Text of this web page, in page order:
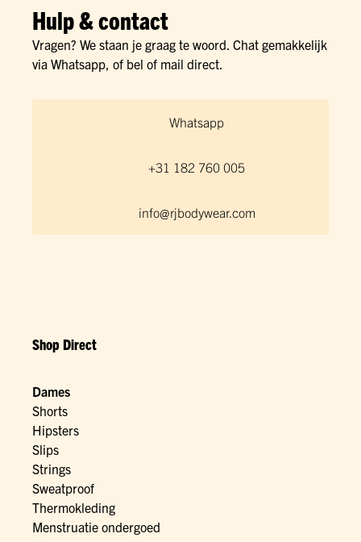
Hulp & contact
Vragen? We staan je graag te woord. Chat gemakkelijk
via Whatsapp, of bel of mail direct.
Whatsapp
+31 182 760 005
info@rjbodywear.com
Shop Direct
Dames
Shorts
Hipsters
Slips
Strings
Sweatproof
Thermokleding
Menstruatie ondergoed